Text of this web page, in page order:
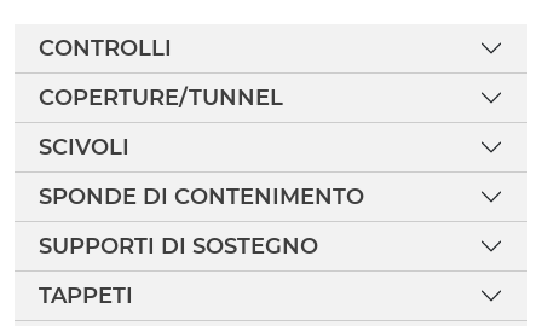
CONTROLLI
COPERTURE/TUNNEL
SCIVOLI
SPONDE DI CONTENIMENTO
SUPPORTI DI SOSTEGNO
TAPPETI